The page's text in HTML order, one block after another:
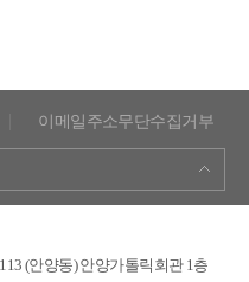
이메일주소무단수집거부
(안양동) 안양가톨릭회관 1층